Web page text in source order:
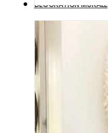
DECORATION MURALE